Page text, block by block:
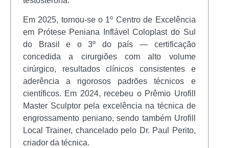
Em 2025, tornou-se o 1º Centro de Excelência
em Prótese Peniana Inflável Coloplast do Sul
do Brasil e o 3º do país — certificação
concedida a cirurgiões com alto volume
cirúrgico, resultados clínicos consistentes e
aderência a rigorosos padrões técnicos e
científicos. Em 2024, recebeu o Prêmio Urofill
Master Sculptor pela excelência na técnica de
engrossamento peniano, sendo também Urofill
Local Trainer, chancelado pelo Dr. Paul Perito,
criador da técnica.